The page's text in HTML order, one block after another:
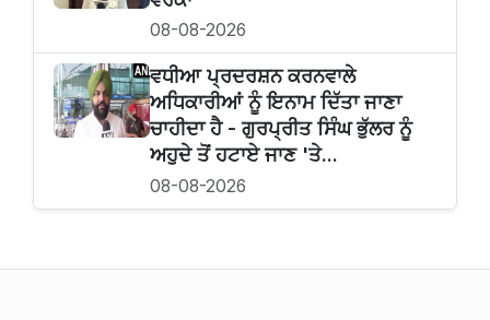
08-08-2026
ਵਧੀਆ ਪ੍ਰਦਰਸ਼ਨ ਕਰਨਵਾਲੇ
ਅਧਿਕਾਰੀਆਂ ਨੂੰ ਇਨਾਮ ਦਿੱਤਾ ਜਾਣਾ
ਚਾਹੀਦਾ ਹੈ - ਗੁਰਪ੍ਰੀਤ ਸਿੰਘ ਭੁੱਲਰ ਨੂੰ
ਅਹੁਦੇ ਤੋਂ ਹਟਾਏ ਜਾਣ 'ਤੇ...
08-08-2026